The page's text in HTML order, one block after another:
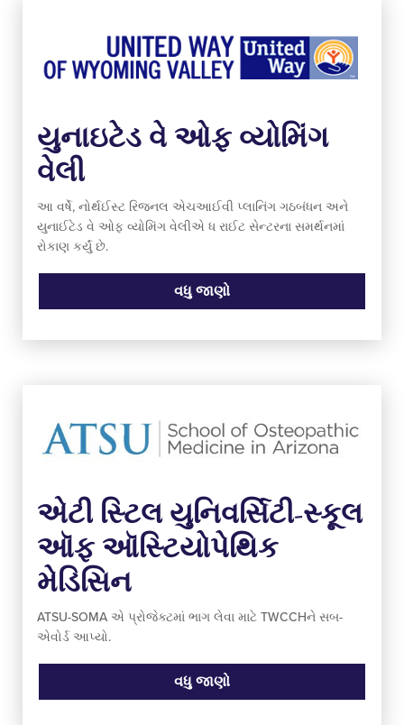
યુનાઇટેડ વે ઓફ વ્યોમિંગ
વેલી
આ વર્ષે, નોર્થઈસ્ટ રિજનલ એચઆઈવી પ્લાનિંગ ગઠબંધન અને
યુનાઈટેડ વે ઓફ વ્યોમિંગ વેલીએ ધ રાઈટ સેન્ટરના સમર્થનમાં
રોકાણ કર્યું છે.
વધુ જાણો
એટી સ્ટિલ યુનિવર્સિટી-સ્કૂલ
ઑફ ઑસ્ટિયોપેથિક
મેડિસિન
ATSU-SOMA એ પ્રોજેક્ટમાં ભાગ લેવા માટે TWCCHને સબ-
એવોર્ડ આપ્યો.
વધુ જાણો